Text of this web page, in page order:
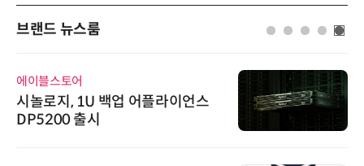
브랜드 뉴스룸
에이블스토어
시놀로지, 1U 백업 어플라이언스
DP5200 출시